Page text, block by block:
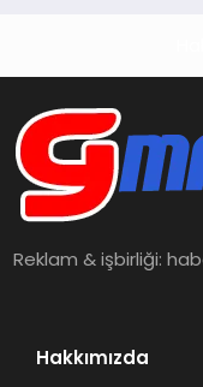
Reklam & işbirliği:
Hakkımızda